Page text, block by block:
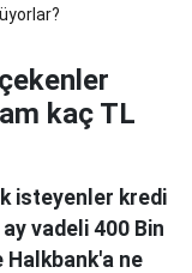
kaç TL
isteyenler kredi
vadeli 400 Bin
ne